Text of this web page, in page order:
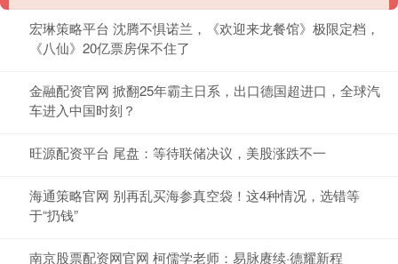
宏琳策略平台 沈腾不惧诺兰，《欢迎来龙餐馆》极限定档，
《八仙》20亿票房保不住了
金融配资官网 掀翻25年霸主日系，出口德国超进口，全球汽
车进入中国时刻？
旺源配资平台 尾盘：等待联储决议，美股涨跌不一
海通策略官网 别再乱买海参真空袋！这4种情况，选错等
于“扔钱”
南京股票配资网官网 柯儒学老师：易脉赓续·德耀新程